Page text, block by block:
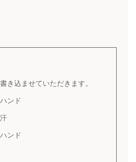
き込ませていただきます。
ンド
ンド